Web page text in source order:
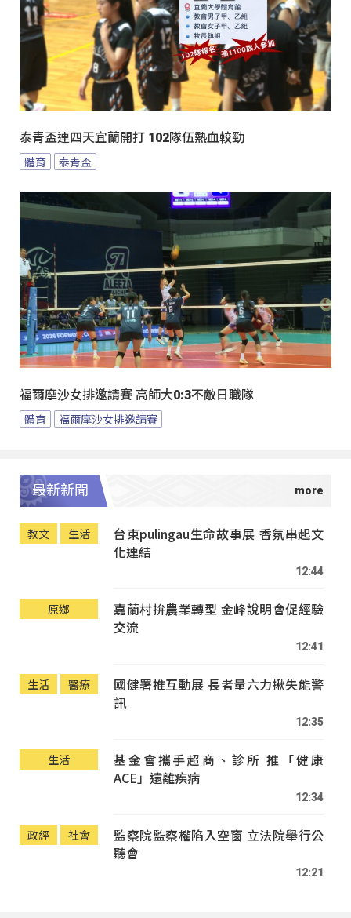
泰青盃連四天宜蘭開打 102隊伍熱血較勁
體育 泰青盃
福爾摩沙女排邀請賽 高師大0:3不敵日職隊
體育 福爾摩沙女排邀請賽
最新新聞
教文 生活
台東pulingau生命故事展 香氛串起文
化連結
12:44
原鄉
嘉蘭村拚農業轉型 金峰說明會促經驗
交流
12:41
生活 醫療
國健署推互動展 長者量六力揪失能警
訊
12:35
生活
基金會攜手超商、診所 推「健康
ACE」遠離疾病
12:34
政經 社會
監察院監察權陷入空窗 立法院舉行公
聽會
12:21